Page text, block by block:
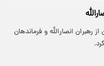
رژیم سعودی برای دستگیری ۴۰تن از رهبران انصارالله و فرماندهان